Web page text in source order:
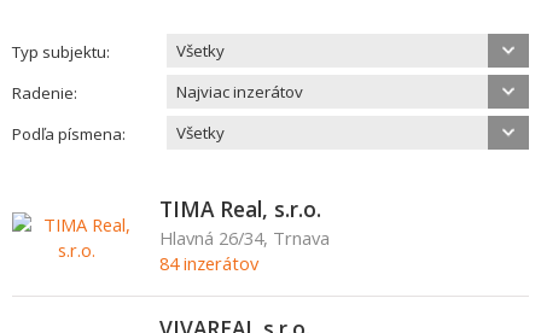
Typ subjektu:
Všetky
Radenie:
Najviac inzerátov
Podľa písmena:
Všetky
TIMA Real, s.r.o.
Hlavná 26/34, Trnava
84 inzerátov